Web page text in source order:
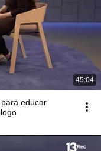
45:04
educar